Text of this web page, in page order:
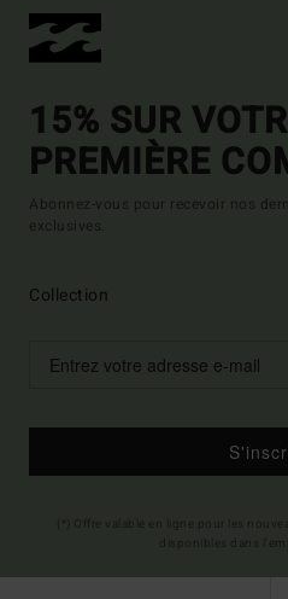
15% SUR
PREMIÈRE
Abonnez-vous pour recevoir nos
exclusives.
Collection